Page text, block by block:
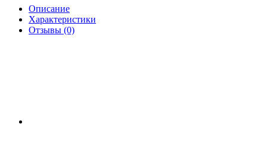
Описание
Характеристики
Отзывы (0)